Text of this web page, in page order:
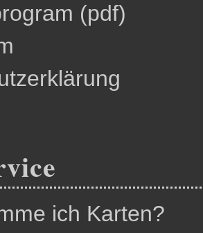
(pdf)
ich Karten?